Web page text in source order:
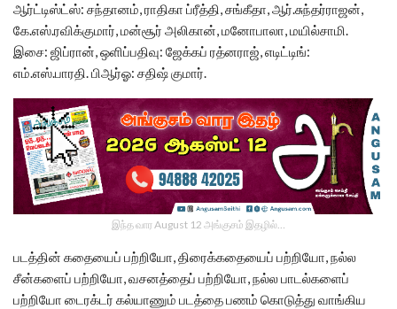
ஆர்ட்டிஸ்ட்ஸ்: சந்தானம், ராதிகா ப்ரீத்தி, சங்கீதா, ஆர்.சுந்தர்ராஜன்,
கே.எஸ்.ரவிக்குமார், மன்சூர் அலிகான், மனோபாலா, மயில்சாமி.
இசை: ஜிப்ரான், ஒளிப்பதிவு: ஜேக்கப் ரத்னராஜ், எடிட்டிங்:
எம்.எஸ்.பாரதி. பிஆர்ஓ: சதிஷ் குமார்.
இந்த வார August 12 அங்குசம் இதழில்…
படத்தின் கதையைப் பற்றியோ, திரைக்கதையைப் பற்றியோ, நல்ல
சீன்களைப் பற்றியோ, வசனத்தைப் பற்றியோ, நல்ல பாடல்களைப்
பற்றியோ டைரக்டர் கல்யாணும் படத்தை பணம் கொடுத்து வாங்கிய